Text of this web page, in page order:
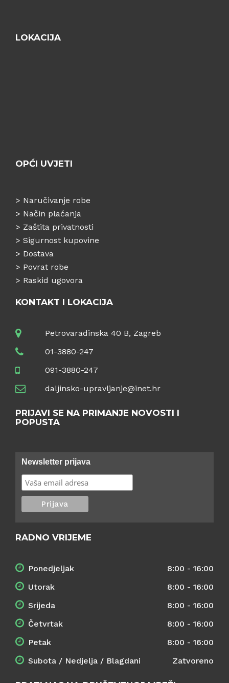
LOKACIJA
OPĆI UVJETI
> Naručivanje robe
> Način plaćanja
> Zaštita privatnosti
> Sigurnost kupovine
> Dostava
> Povrat robe
> Raskid ugovora
KONTAKT I LOKACIJA
Petrovaradinska 40 B, Zagreb
01-3880-247
091-3880-247
daljinsko-upravljanje@inet.hr
PRIJAVI SE NA PRIMANJE NOVOSTI I
POPUSTA
Newsletter prijava
RADNO VRIJEME
Ponedjeljak
8:00 - 16:00
Utorak
8:00 - 16:00
Srijeda
8:00 - 16:00
Četvrtak
8:00 - 16:00
Petak
8:00 - 16:00
Subota / Nedjelja / Blagdani
Zatvoreno